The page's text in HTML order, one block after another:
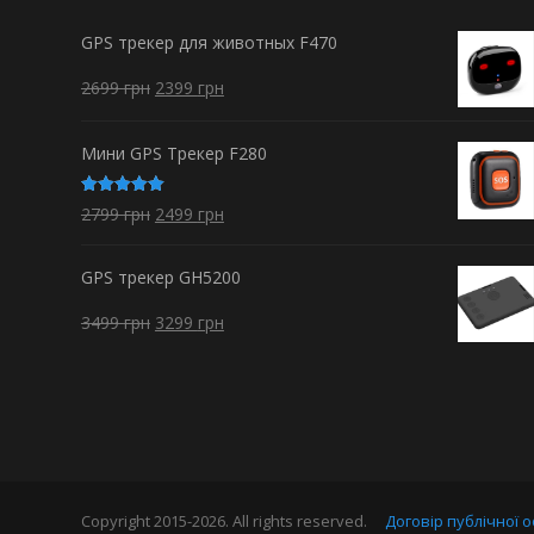
GPS трекер для животных F470
2699грн 2399 грн
Мини GPS Трекер F280
Оценка
5.00из 5
2799грн 2499 грн
GPS трекер GH5200
3499грн 3299 грн
Copyright 2015-2026. All rights reserved. Договір публічної